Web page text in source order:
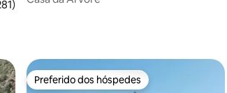
avaliação média de 5, 281 avaliações
Preferido dos hóspedes
Preferido dos hóspedes